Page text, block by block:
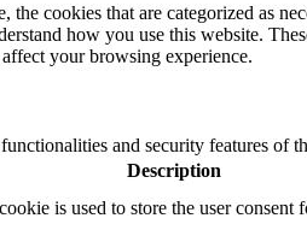
cookies that are categorized as
how you use this website.
your browsing experience.
and security features of
Description
is used to store the user